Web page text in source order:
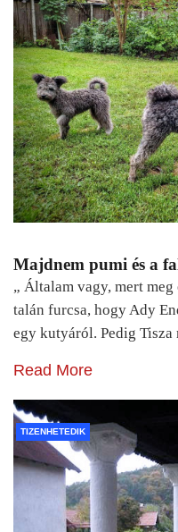
Majdnem pumi és a
„ Általam vagy, mert
talán furcsa, hogy Ady
egy kutyáról. Pedig
Read More
TIZENHETEDIK